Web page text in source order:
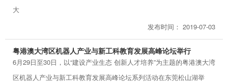
大
发布时间： 2019-07-03
粤港澳大湾区机器人产业与新工科教育发展高峰论坛举行
6月29日至30日，以“建设产业生态 创新人才培养”为主题的粤港澳大湾
区机器人产业与新工科教育发展高峰论坛系列活动在东莞松山湖举